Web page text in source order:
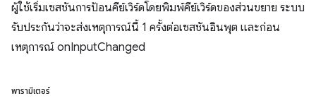
ผู้ใช้เริ่มเซสชันการป้อนคีย์เวิร์ดโดยพิมพ์คีย์เวิร์ดของส่วนขยาย ระบบ
รับประกันว่าจะส่งเหตุการณ์นี้ 1 ครั้งต่อเซสชันอินพุต และก่อน
เหตุการณ์ onInputChanged
พารามิเตอร์